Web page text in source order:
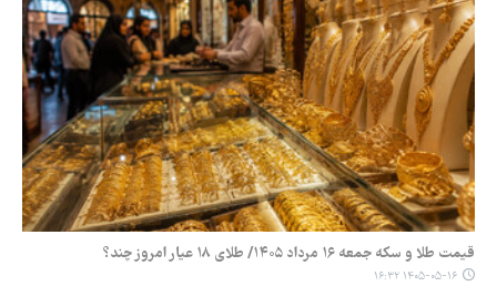
قیمت طلا و سکه جمعه ۱۶ مرداد ۱۴۰۵/ طلای ۱۸ عیار امروز چند؟
۱۴۰۵-۰۵-۱۶ ۱۶:۳۲